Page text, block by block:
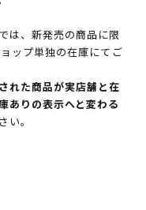
は、新発売の商品に限
ップ単独の在庫にてご
れた商品が実店舗と在
ありの表示へと変わる
い。